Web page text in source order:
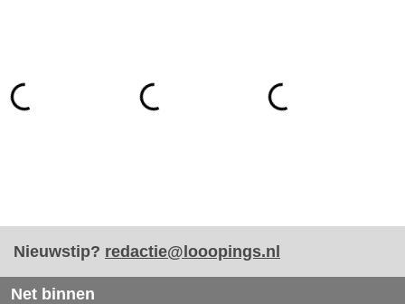
Nieuwstip? redactie@looopings.nl
Net binnen